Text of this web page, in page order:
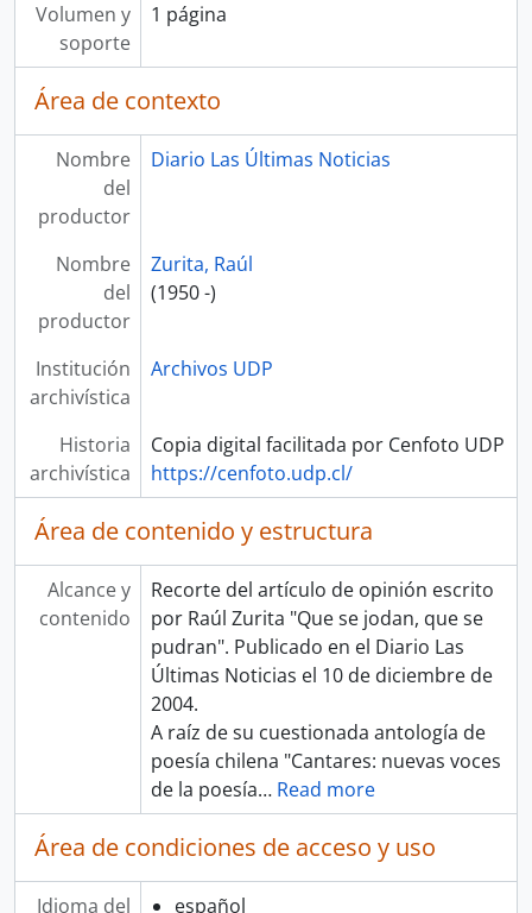
Volumen y
soporte
1 página
Área de contexto
Nombre
del
productor
Diario Las Últimas Noticias
Nombre
del
productor
Zurita, Raúl
(1950 -)
Institución
archivística
Archivos UDP
Historia
archivística
Copia digital facilitada por Cenfoto UDP
https://cenfoto.udp.cl/
Área de contenido y estructura
Alcance y
contenido
Recorte del artículo de opinión escrito
por Raúl Zurita "Que se jodan, que se
pudran". Publicado en el Diario Las
Últimas Noticias el 10 de diciembre de
2004.
A raíz de su cuestionada antología de
poesía chilena "Cantares: nuevas voces
de la poesía… Read more
Área de condiciones de acceso y uso
Idioma del español